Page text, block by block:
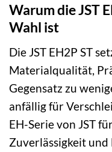
Warum die JST
Wahl ist
Die JST EH2P ST
Materialqualität,
Gegensatz zu
anfällig für
EH-Serie von JST
Zuverlässigkeit